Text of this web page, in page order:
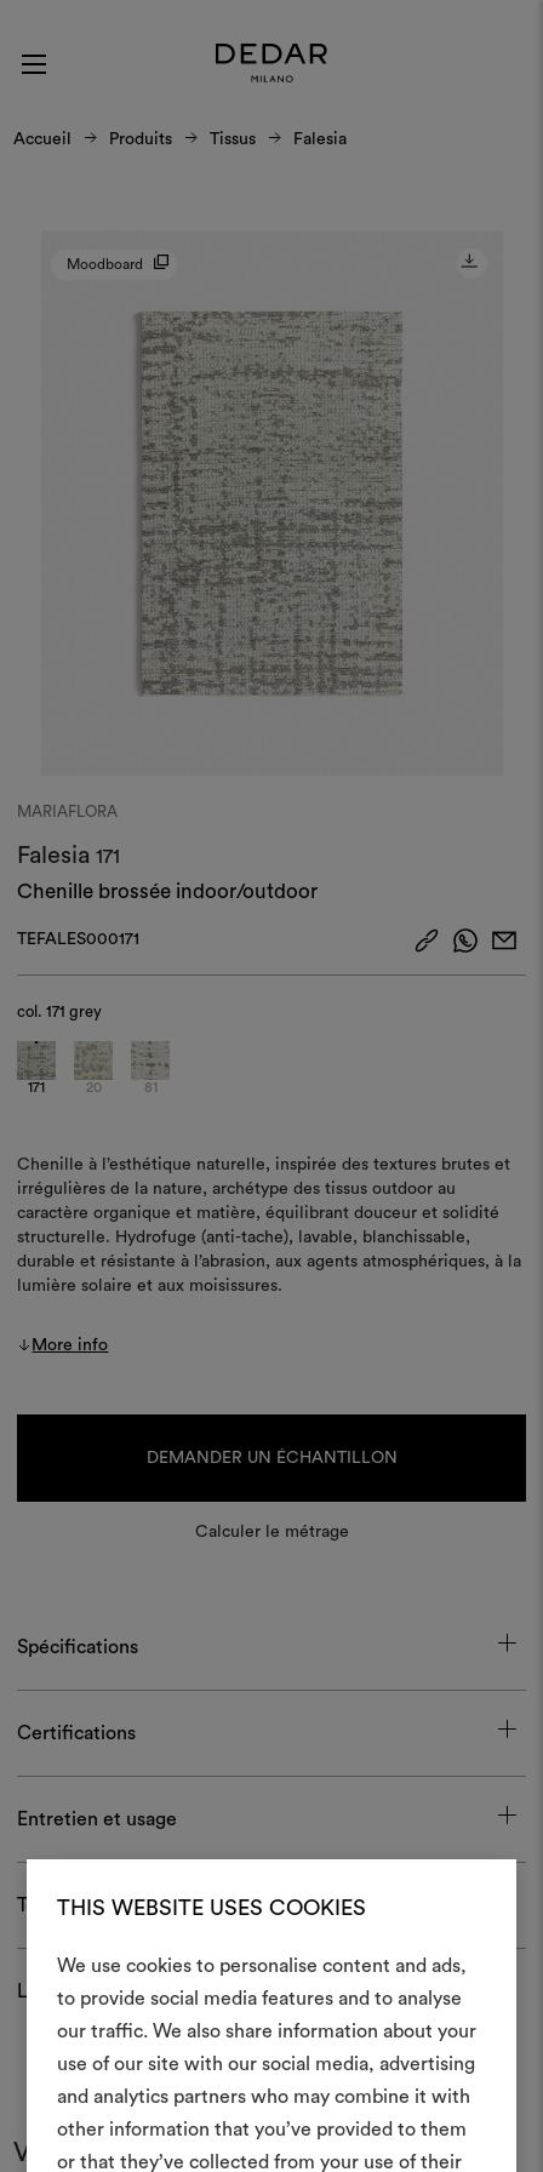
THIS WEBSITE USES COOKIES
We use cookies to personalise content and ads,
to provide social media features and to analyse
our traffic. We also share information about your
use of our site with our social media, advertising
and analytics partners who may combine it with
other information that you’ve provided to them
or that they’ve collected from your use of their
Accueil Produits Tissus Falesia
Moodboard
MARIAFLORA
Falesia171
Chenille brossée indoor/outdoor
TEFALES000171
col.171 grey
171 20 81
Chenille à l’esthétique naturelle, inspirée des textures brutes et
irrégulières de la nature, archétype des tissus outdoor au
caractère organique et matière, équilibrant douceur et solidité
structurelle. Hydrofuge (anti-tache), lavable, blanchissable,
durable et résistante à l’abrasion, aux agents atmosphériques, à la
lumière solaire et aux moisissures.
More info
DEMANDER UN ÉCHANTILLON
Calculer le métrage
Spécifications
Certifications
Entretien et usage
Télécharger
Livraison et retour
Vous pourriez aussi aimer
Créer
Un instrument interactif
à vos idées et les partager,
des matériaux et des